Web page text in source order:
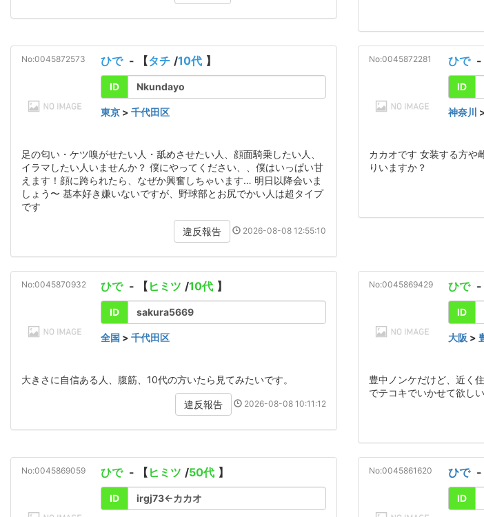
No:0045872573 ひで - 【タチ /10代 】
ID Nkundayo
東京 > 千代田区
足の匂い・ケツ嗅がせたい人・舐めさせたい人、顔面騎乗したい人、
イラマしたい人いませんか？ 僕にやってください、、僕はいっぱい甘
えます！顔に跨られたら、なぜか興奮しちゃいます… 明日以降会いま
しょう〜 基本好き嫌いないですが、野球部とお尻でかい人は超タイプ
です
違反報告 2026-08-08 12:55:10
No:0045872281 ひで -
ID
神奈川
カカオです 女装する方や
りいますか？
No:0045870932 ひで - 【 ヒミツ /10代 】
ID sakura5669
全国 > 千代田区
大きさに自信ある人、腹筋、10代の方いたら見てみたいです。
違反報告 2026-08-08 10:11:12
No:0045869429 ひで -
ID
大阪 >
豊中ノンケだけど、近く
でテコキでいかせて欲し
No:0045869059 ひで - 【 ヒミツ /50代 】
ID irgj73←カカオ
No:0045861620 ひで -
ID